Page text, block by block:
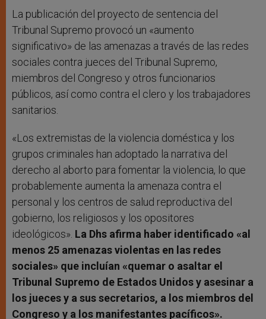
La publicación del proyecto de sentencia del
Tribunal Supremo provocó un «aumento
significativo» de las amenazas a través de las redes
sociales contra jueces del Tribunal Supremo,
miembros del Congreso y otros funcionarios
públicos, así como contra el clero y los trabajadores
sanitarios.
«Los extremistas de la violencia doméstica y los
grupos criminales han adoptado la narrativa del
derecho al aborto para fomentar la violencia, lo que
probablemente aumenta la amenaza contra el
personal y los centros de salud reproductiva del
gobierno, los religiosos y los opositores
ideológicos». La Dhs afirma haber identificado «al
menos 25 amenazas violentas en las redes
sociales» que incluían «quemar o asaltar el
Tribunal Supremo de Estados Unidos y asesinar a
los jueces y a sus secretarios, a los miembros del
Congreso y a los manifestantes pacíficos».